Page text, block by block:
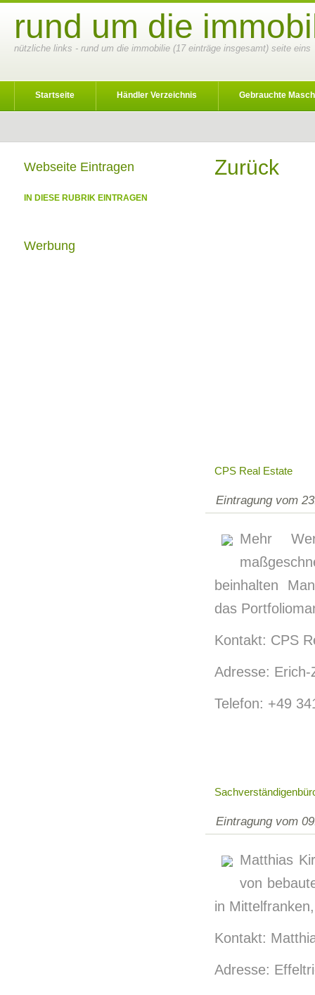
rund um die
nützliche links - rund um die immobilie (17 einträge insgesamt) seite eins
Startseite Händler Verzeichnis Gebrauchte
Zurück
CPS Real Estate
Eintragung vom
Mehr
beinhalten
das
Kontakt: CPS
Adresse: Erich-
Telefon: +49
Eintragung vom
Matthias
von
in
Kontakt:
Adresse:
Webseite Eintragen
IN DIESE RUBRIK EINTRAGEN
Werbung